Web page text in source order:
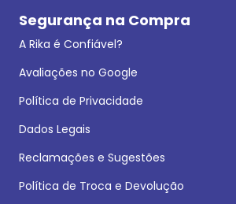
Segurança na Compra
A Rika é Confiável?
Avaliações no Google
Política de Privacidade
Dados Legais
Reclamações e Sugestões
Política de Troca e Devolução